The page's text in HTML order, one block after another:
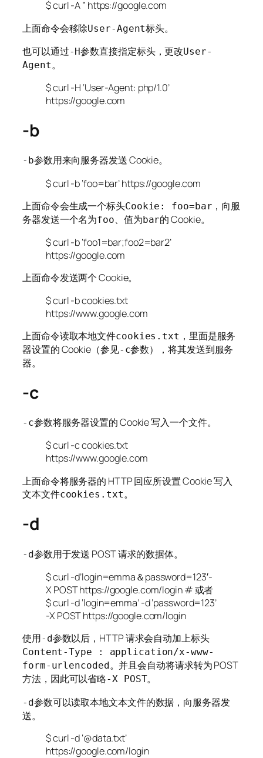
$ curl -A ” https://google.com
上面命令会移除User-Agent标头。
也可以通过-H参数直接指定标头，更改User-
Agent。
$ curl -H ‘User-Agent: php/1.0’
https://google.com
-b
-b参数用来向服务器发送 Cookie。
$ curl -b ‘foo=bar’ https://google.com
上面命令会生成一个标头Cookie: foo=bar ，向服
务器发送一个名为foo、值为bar的 Cookie。
$ curl -b ‘foo1=bar;foo2=bar2’
https://google.com
上面命令发送两个 Cookie。
$ curl -b cookies.txt
https://www.google.com
上面命令读取本地文件cookies.txt ，里面是服务
器设置的 Cookie（参见-c参数），将其发送到服务
器。
-c
-c参数将服务器设置的 Cookie 写入一个文件。
$ curl -c cookies.txt
https://www.google.com
上面命令将服务器的 HTTP 回应所设置 Cookie 写入
文本文件cookies.txt。
-d
-d参数用于发送 POST 请求的数据体。
$ curl -d’login=emma＆password=123′-
X POST https://google.com/login # 或者
$ curl -d ‘login=emma’ -d ‘password=123’
-X POST https://google.com/login
使用-d参数以后，HTTP 请求会自动加上标头
Content-Type : application/x-www-
form-urlencoded 。并且会自动将请求转为 POST
方法，因此可以省略-X POST。
-d参数可以读取本地文本文件的数据，向服务器发
送。
$ curl -d ‘@data.txt’
https://google.com/login